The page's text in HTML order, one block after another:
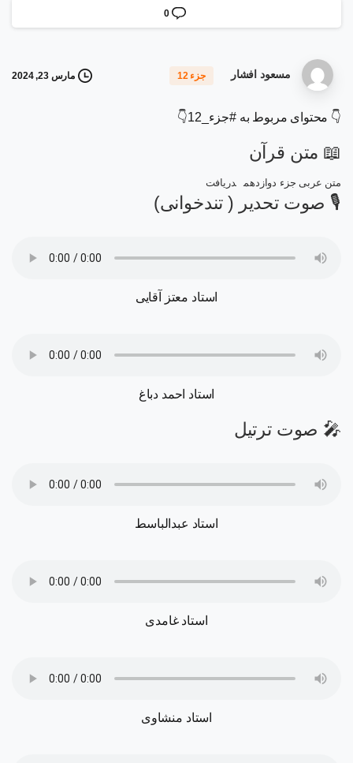
0
مسعود افشار جزء 12 مارس 23, 2024
👇 محتوای مربوط به #جزء_12👇
📖 متن قرآن
متن عربی جزء دوازدهم دریافت
🎙 صوت تحدیر ( تندخوانی)
استاد معتز آقایی
استاد احمد دباغ
🎤 صوت ترتیل
استاد عبدالباسط
استاد غامدی
استاد منشاوی